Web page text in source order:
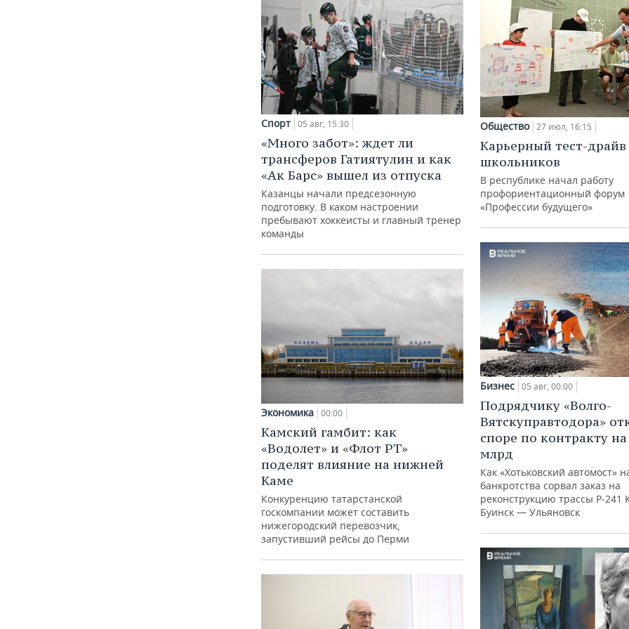
Спорт 05 авг, 15:30
«Много забот»: ждет ли
трансферов Гатиятулин и как
«Ак Барс» вышел из отпуска
Казанцы начали предсезонную
подготовку. В каком настроении
пребывают хоккеисты и главный тренер
команды
Экономика 00:00
Камский гамбит: как
«Водолет» и «Флот РТ»
поделят влияние на нижней
Каме
Конкуренцию татарстанской
госкомпании может составить
нижегородский перевозчик,
запустивший рейсы до Перми
Общество 27 июл, 16:15
Карьерный тест-драйв
школьников
В республике начал работу
профориентационный форум
«Профессии будущего»
Бизнес 05 авг, 00:00
Подрядчику «Волго-
Вятскуправтодора»
споре по контракту на
млрд
Как «Хотьковский автомост»
банкротства сорвал заказ на
реконструкцию трассы Р‑241
Буинск — Ульяновск